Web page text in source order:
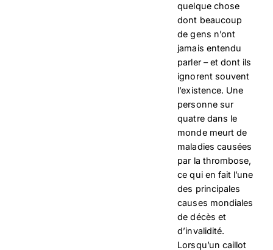
quelque chose
dont beaucoup
de gens n’ont
jamais entendu
parler – et dont ils
ignorent souvent
l’existence. Une
personne sur
quatre dans le
monde meurt de
maladies causées
par la thrombose,
ce qui en fait l’une
des principales
causes mondiales
de décès et
d’invalidité.
Lorsqu’un caillot